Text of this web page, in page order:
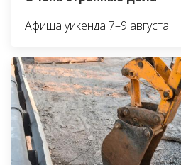
Афиша уикенда 7–9 августа